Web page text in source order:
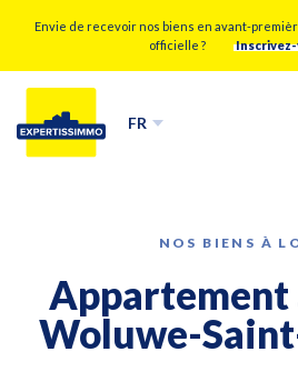
Envie de recevoir nos biens en avant-
officielle ?
Inscrivez-
FR
NOS BIENS À
Appartement
Woluwe-